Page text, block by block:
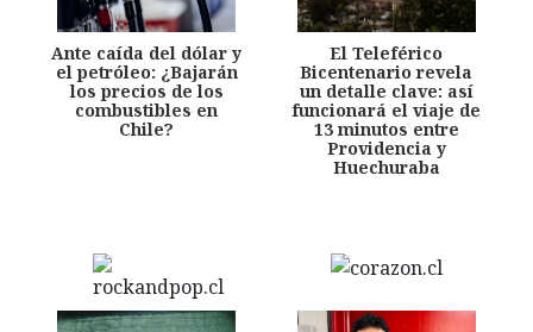
Ante caída del dólar y
el petróleo: ¿Bajarán
los precios de los
combustibles en
Chile?
El Teleférico
Bicentenario revela
un detalle clave: así
funcionará el viaje de
13 minutos entre
Providencia y
Huechuraba